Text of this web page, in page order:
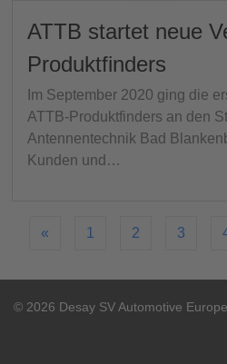
ATTB startet neue
Produktfinders
Im September 2020 ging die
ATTB-Produktfinders an den
Antennentechnik Bad
Kunden und…
« 1 2 3
© 2026 Desay SV Automotive